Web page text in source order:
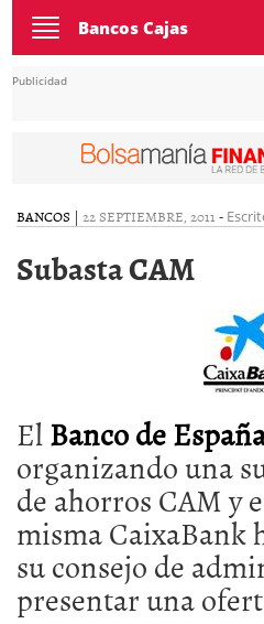
Toggle
navigation
Bancos Cajas
Publicidad
BANCOS | 22 SEPTIEMBRE, 2011 -
Subasta CAM
ElBanco de
organizando una
de ahorros CAM y
misma CaixaBank
su consejo de
presentar una